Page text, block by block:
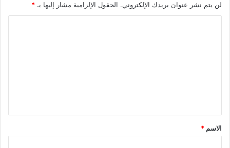
لن يتم نشر عنوان بريدك الإلكتروني. الحقول الإلزامية مشار إليها بـ*
ق
*
الاسم *